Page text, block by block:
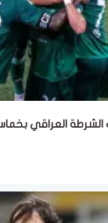
العراقي